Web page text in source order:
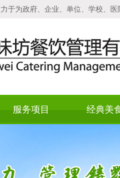
于为政府、企业、单位、学校、
服务项目 经典美